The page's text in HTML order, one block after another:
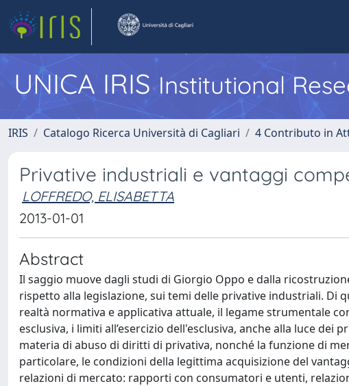
UNICA IRISInstitutional
IRIS Catalogo Ricerca Università di Cagliari 4 Contributo in
Privative industriali e vantaggi
LOFFREDO, ELISABETTA
2013-01-01
Abstract
Il saggio muove dagli studi di Giorgio Oppo e dalla
rispetto alla legislazione, sui temi delle privative industriali. Di
realtà normativa e applicativa attuale, il legame strumentale
esclusiva, i limiti all’esercizio dell'esclusiva, anche alla luce
materia di abuso di diritti di privativa, nonché la funzione di
particolare, le condizioni della legittima acquisizione del
relazioni di mercato: rapporti con consumatori e utenti,